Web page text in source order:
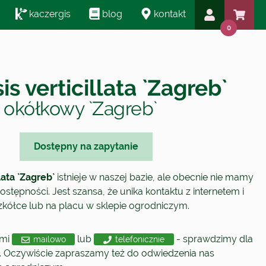
kaczergis blog kontakt
0
verticillata `Zagreb`
`Zagreb`
Dostępny na zapytanie
`Zagreb`istnieje w naszej bazie, ale obecnie nie mamy
Jest szansa, że unika kontaktu z internetem i
lub na placu w sklepie ogrodniczym.
mailowo lub telefonicznie
- sprawdzimy dla
Oczywiście zapraszamy też do odwiedzenia nas